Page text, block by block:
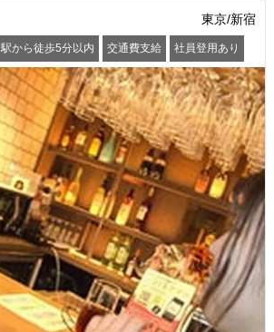
東京/新宿
駅から徒歩5分以内 交通費支給 社員登用あり